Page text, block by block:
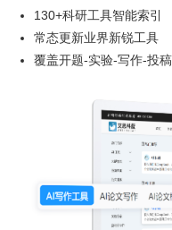
130+科研工具智能索引
常态更新业界新锐工具
覆盖开题-实验-写作-投